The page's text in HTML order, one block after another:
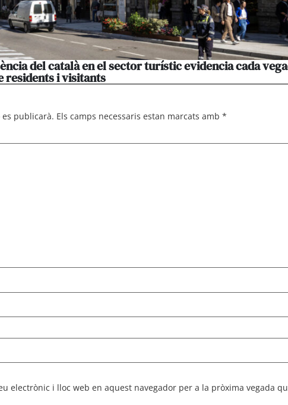
del català en el sector turístic evidencia cada
residents i visitants
publicarà. Els camps necessaris estan marcats amb *
electrònic i lloc web en aquest navegador per a la pròxima vegada